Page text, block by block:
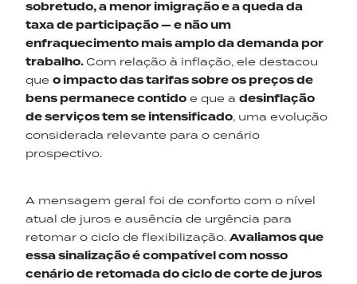
sobretudo, a menor imigração e a queda da
taxa de participação — e não um
enfraquecimento mais amplo da demanda por
trabalho.Com relação à inflação, ele destacou
que o impacto das tarifas sobre os preços de
bens permanece contido e que a desinflação
de serviços tem se intensificado, uma evolução
considerada relevante para o cenário
prospectivo.
A mensagem geral foi de conforto com o nível
atual de juros e ausência de urgência para
retomar o ciclo de flexibilização. Avaliamos que
essa sinalização é compatível com nosso
cenário de retomada do ciclo de corte de juros